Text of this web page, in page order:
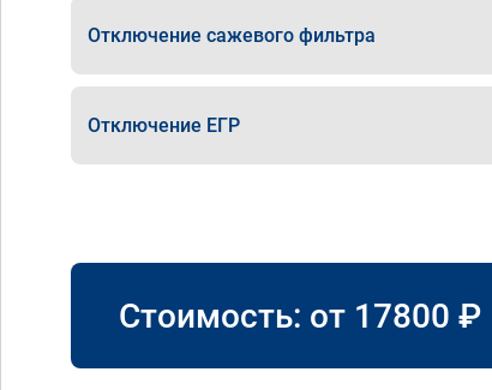
Отключение сажевого фильтра
Отключение ЕГР
Стоимость: от 17800 ₽